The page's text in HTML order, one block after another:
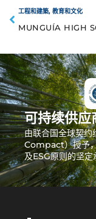
工程和建築, 教育和文化
MUNGUÍA HIGH
可持续供应
由联合国全球契
Compact）授予
及ESG原则的坚定